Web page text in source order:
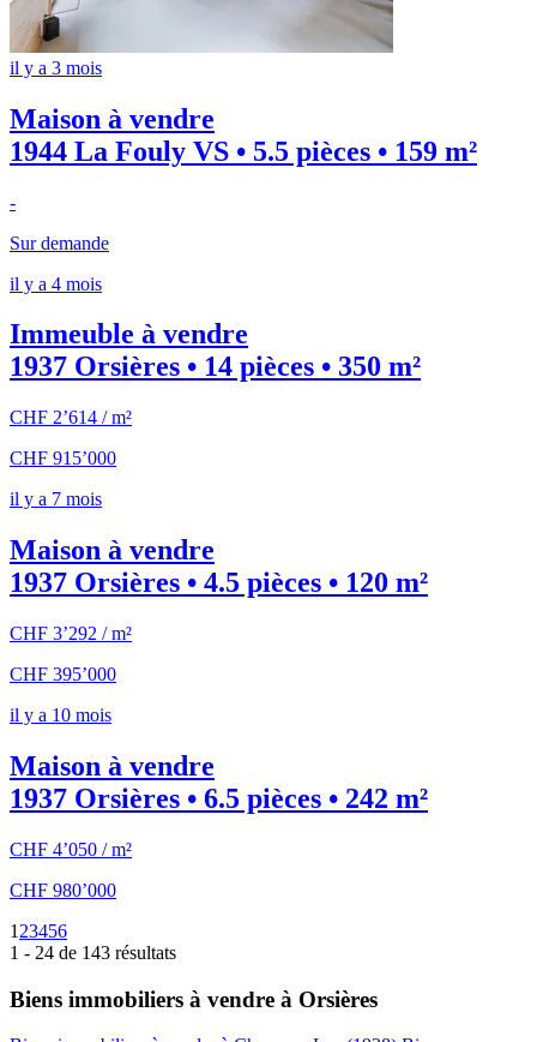
il y a 3 mois
Maison à vendre
1944 La Fouly VS • 5.5 pièces • 159 m²
-
Sur demande
il y a 4 mois
Immeuble à vendre
1937 Orsières • 14 pièces • 350 m²
CHF 2’614 / m²
CHF 915’000
il y a 7 mois
Maison à vendre
1937 Orsières • 4.5 pièces • 120 m²
CHF 3’292 / m²
CHF 395’000
il y a 10 mois
Maison à vendre
1937 Orsières • 6.5 pièces • 242 m²
CHF 4’050 / m²
CHF 980’000
1 23456
1 - 24 de 143 résultats
Biens immobiliers à vendre à Orsières